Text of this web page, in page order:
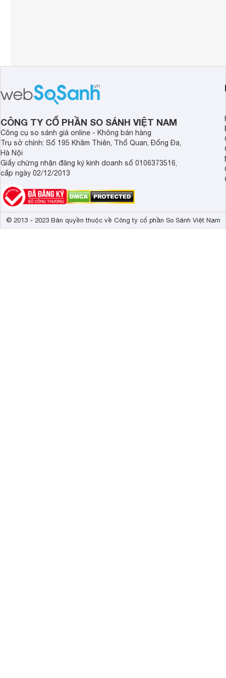
CÔNG TY CỔ PHẦN SO SÁNH VIỆT NAM
Công cụ so sánh giá online - Không bán hàng
Trụ sở chính: Số 195 Khâm Thiên, Thổ Quan, Đống Đa,
Hà Nội
Giấy chứng nhận đăng ký kinh doanh số 0106373516,
cấp ngày 02/12/2013
© 2013 - 2023 Bản quyền thuộc về Công ty cổ phần So Sánh Việt Nam